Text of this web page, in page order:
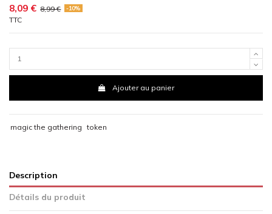
8,09 € 8,99 € -10%
TTC
Ajouter au panier
magic the gathering token
Description
Détails du produit